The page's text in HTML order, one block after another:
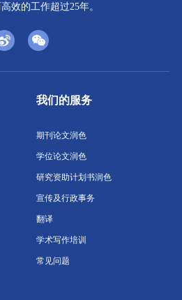
效的工作超过25年。
我们的服务
期刊论文润色
学位论文润色
研究资助计划书润色
宣传及行政事务
翻译
学术写作培训
常见问题